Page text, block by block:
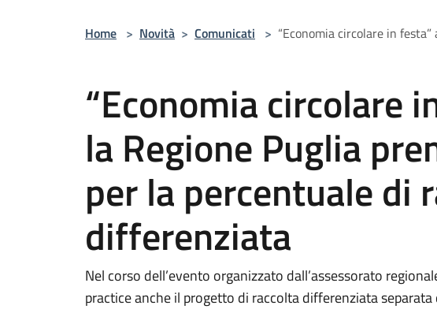
Home > Novità > Comunicati > “Economia circolare in
“Economia circolare
la Regione Puglia
per la percentuale di
differenziata
Nel corso dell’evento organizzato dall’assessorato
practice anche il progetto di raccolta differenziata